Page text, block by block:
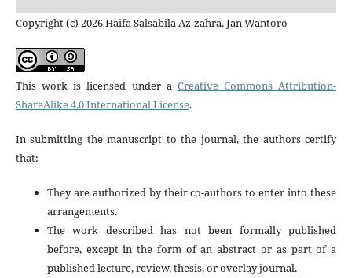
Copyright (c) 2026 Haifa Salsabila Az-zahra, Jan Wantoro
This work is licensed under a Creative Commons Attribution-
ShareAlike 4.0 International License.
In submitting the manuscript to the journal, the authors certify
that:
They are authorized by their co-authors to enter into these
arrangements.
The work described has not been formally published
before, except in the form of an abstract or as part of a
published lecture, review, thesis, or overlay journal.